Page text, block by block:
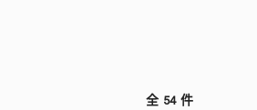
全 54 件